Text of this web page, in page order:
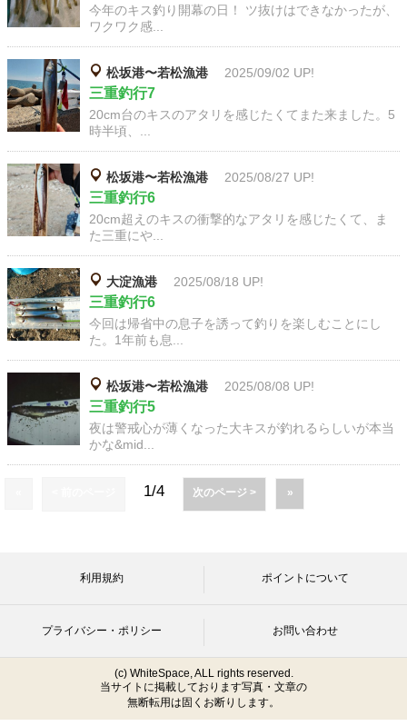
今年のキス釣り開幕の日！ ツ抜けはできなかったが、
ワクワク感...
松坂港〜若松漁港 2025/09/02 UP!
三重釣行7
20cm台のキスのアタリを感じたくてまた来ました。5
時半頃、...
松坂港〜若松漁港 2025/08/27 UP!
三重釣行6
20cm超えのキスの衝撃的なアタリを感じたくて、ま
た三重にや...
大淀漁港 2025/08/18 UP!
三重釣行6
今回は帰省中の息子を誘って釣りを楽しむことにし
た。1年前も息...
松坂港〜若松漁港 2025/08/08 UP!
三重釣行5
夜は警戒心が薄くなった大キスが釣れるらしいが本当
かな&mid...
1/4 次のページ > »
利用規約 ポイントについて
プライバシー・ポリシー お問い合わせ
(c) WhiteSpace, ALL rights reserved.
当サイトに掲載しております写真・文章の
無断転用は固くお断りします。